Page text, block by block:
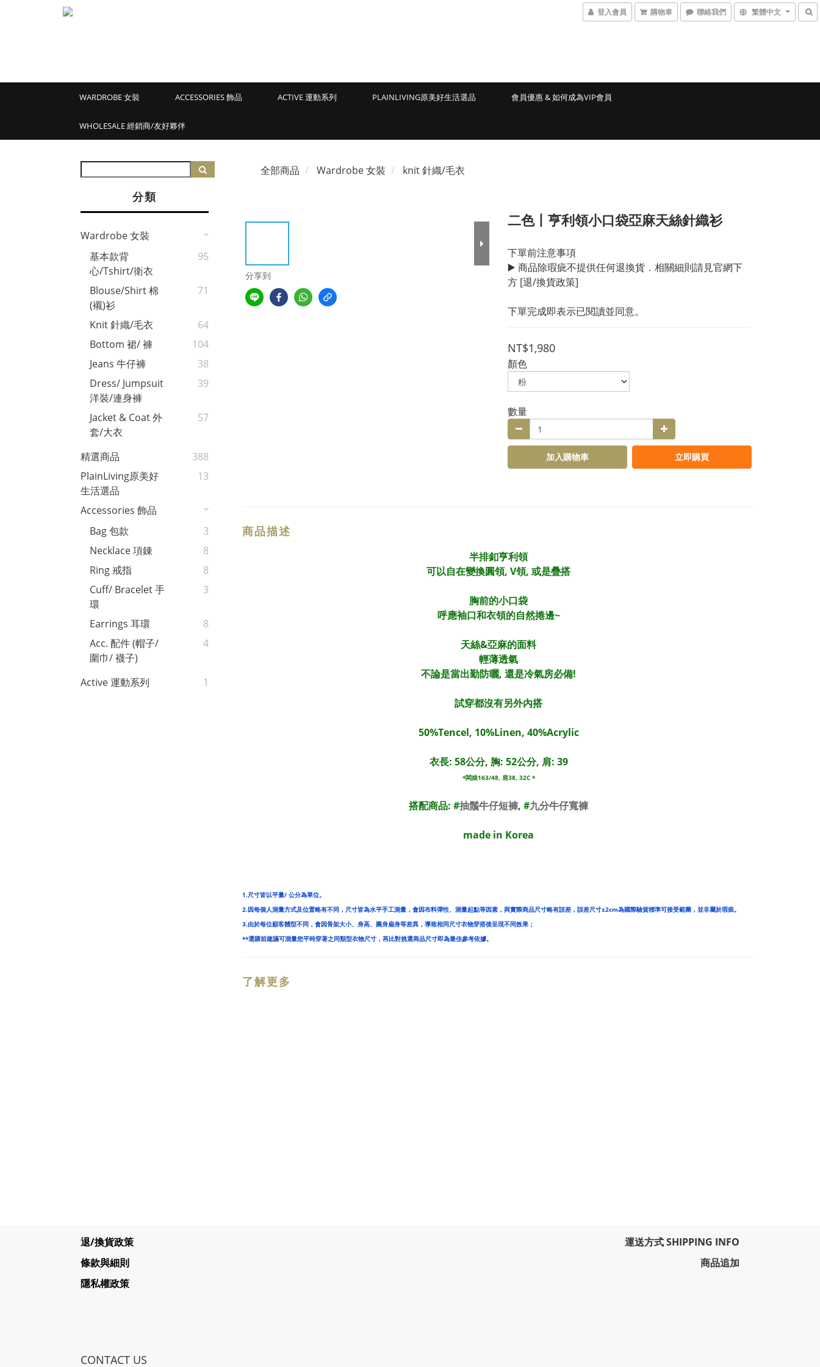
登入會員 購物車 聯絡我們 繁體中文
WARDROBE 女裝 ACCESSORIES 飾品 ACTIVE 運動系列 PLAINLIVING原美好生活選品 會員優惠 & 如何成為VIP會員
WHOLESALE 經銷商/友好夥伴
分類
Wardrobe 女裝
基本款背
心/Tshirt/衛衣
95
Blouse/Shirt 棉
(襯)衫
71
Knit 針織/毛衣
64
Bottom 裙/ 褲
104
Jeans 牛仔褲
38
Dress/ Jumpsuit
洋裝/連身褲
39
Jacket & Coat 外
套/大衣
57
精選商品
388
PlainLiving原美好
生活選品
13
Accessories 飾品
Bag 包款
3
Necklace 項錬
8
Ring 戒指
8
Cuff/ Bracelet 手
環
3
Earrings 耳環
8
Acc. 配件 (帽子/
圍巾/ 襪子)
4
Active 運動系列 1
全部商品 Wardrobe 女裝 knit 針織/毛衣
分享到
二色丨亨利領小口袋亞麻天絲針織衫
下單前注意事項
▶️ 商品除瑕疵不提供任何退換貨．相關細則請見官網下
方 [退/換貨政策]
下單完成即表示已閱讀並同意。
NT$1,980
顏色
數量
加入購物車 立即購買
商品描述
半排釦亨利領
可以自在變換圓領, V領, 或是疊搭
胸前的小口袋
呼應袖口和衣領的自然捲邊~
天絲&亞麻的面料
輕薄透氣
不論是當出勤防曬, 還是冷氣房必備!
試穿都沒有另外內搭
50%Tencel, 10%Linen, 40%Acrylic
衣長: 58公分, 胸: 52公分, 肩: 39
*闆娘163/48, 肩38, 32C *
搭配商品: #抽鬚牛仔短褲, #九分牛仔寬褲
made in Korea
1.尺寸皆以平量/ 公分為單位。
2.因每個人測量方式及位置略有不同，尺寸皆為水平手工測量，會因布料彈性、測量起點等因素，與實際商品尺寸略有誤差，誤差尺寸±2cm為國際驗貨標準可接受範圍，並非屬於瑕疵。
3.由於每位顧客體型不同，會因骨架大小、身高、圓身扁身等差異，導致相同尺寸衣物穿搭後呈現不同效果；
**選購前建議可測量您平時穿著之同類型衣物尺寸，再比對挑選商品尺寸即為最佳參考依據。
了解更多
退/換貨政策
條款與細則
隱私權政策
運送方式 SHIPPING INFO
商品追加
CONTACT US